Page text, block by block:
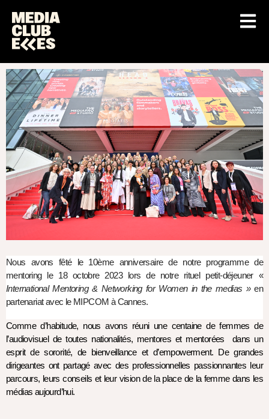
Nous avons fêté le 10ème anniversaire de notre programme de
mentoring le 18 octobre 2023 lors de notre rituel petit-déjeuner «
International Mentoring & Networking for Women in the medias » en
partenariat avec le MIPCOM à Cannes.
Comme d’habitude, nous avons réuni une centaine de femmes de
l’audiovisuel de toutes nationalités, mentores et mentorées  dans un
esprit de sororité, de bienveillance et d’empowerment. De grandes
dirigeantes ont partagé avec des professionnelles passionnantes leur
parcours, leurs conseils et leur vision de la place de la femme dans les
médias aujourd’hui.